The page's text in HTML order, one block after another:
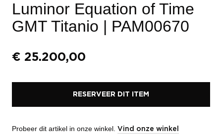
Luminor Equation of Time
GMT Titanio | PAM00670
€ 25.200,00
RESERVEER DIT ITEM
Probeer dit artikel in onze winkel. Vind onze winkel